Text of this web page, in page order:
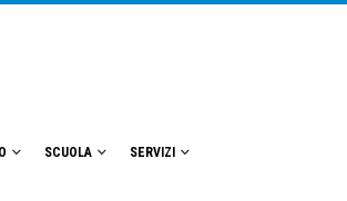
SCUOLA SERVIZI